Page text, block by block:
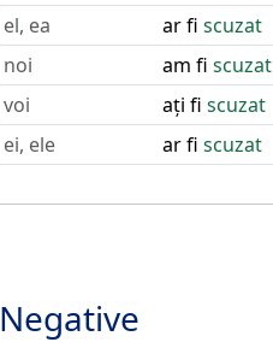
el, ea
ar fi scuzat
noi
am fi scuzat
voi
ați fi scuzat
ei, ele
ar fi scuzat
Negative